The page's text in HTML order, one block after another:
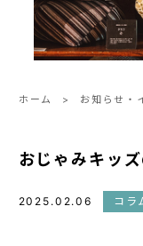
ホーム お知らせ・
おじゃみキッ
2025.02.06 コラ